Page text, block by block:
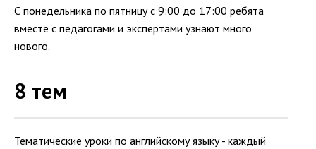
С понедельника по пятницу с 9:00 до 17:00 ребята
вместе с педагогами и экспертами узнают много
нового.
8 тем
Тематические уроки по английскому языку - каждый